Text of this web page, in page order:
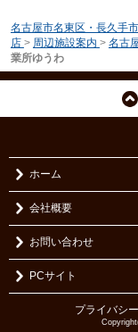
名古屋市名東区・長久手
店 > 周辺施設案内 > 名古
業所ゆうわ
ホーム
会社概要
お問い合わせ
PCサイト
プライバシ